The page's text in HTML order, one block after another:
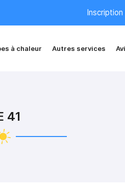
à chaleur Autres services
41